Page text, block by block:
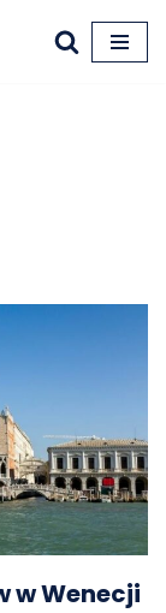
w Wenecji